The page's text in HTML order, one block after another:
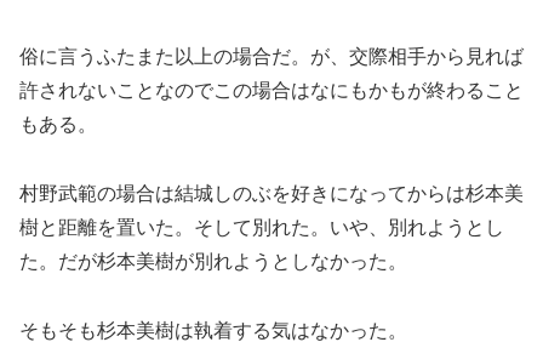
俗に言うふたまた以上の場合だ。が、交際相手から見れば
許されないことなのでこの場合はなにもかもが終わること
もある。
村野武範の場合は結城しのぶを好きになってからは杉本美
樹と距離を置いた。そして別れた。いや、別れようとし
た。だが杉本美樹が別れようとしなかった。
そもそも杉本美樹は執着する気はなかった。